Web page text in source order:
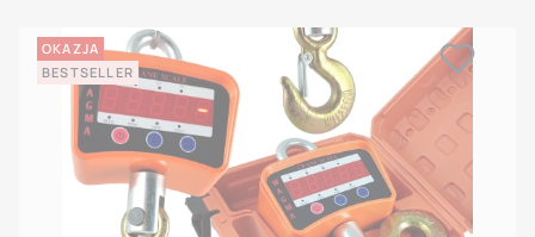
OKAZJA
BESTSELLER